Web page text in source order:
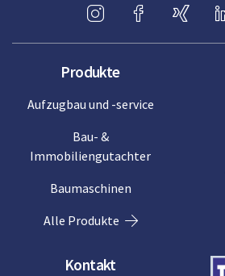
Produkte
Aufzugbau und -service
Bau- &
Immobiliengutachter
Baumaschinen
Alle Produkte
Kontakt